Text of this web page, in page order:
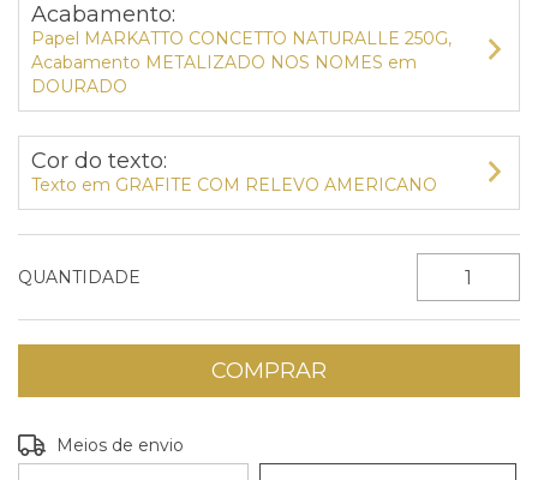
Acabamento:
Papel MARKATTO CONCETTO NATURALLE 250G,
Acabamento METALIZADO NOS NOMES em
DOURADO
Cor do texto:
Texto em GRAFITE COM RELEVO AMERICANO
QUANTIDADE
Entregas para o CEP:
Meios de envio